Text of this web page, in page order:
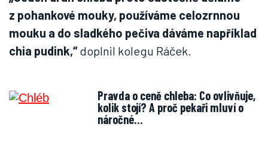
z pohankové mouky, používáme celozrnnou
mouku a do sladkého pečiva dáváme například
chia pudink,“doplnil kolegu Ráček.
Pravda o ceně chleba: Co ovlivňuje,
kolik stojí? A proč pekaři mluví o
náročné…